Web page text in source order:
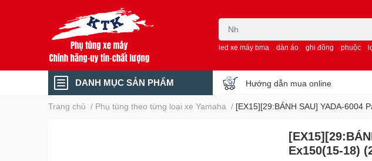
led xe máy bma dàn áo ghi đông phuộc
DANH MỤC SẢN PHẨM Hướng dẫn mua online
Trang chủ / Phụ tùng theo từng loại xe Yamaha / [EX15][29:BÁNH SAU] YADA-6004
Ex150(15-18)